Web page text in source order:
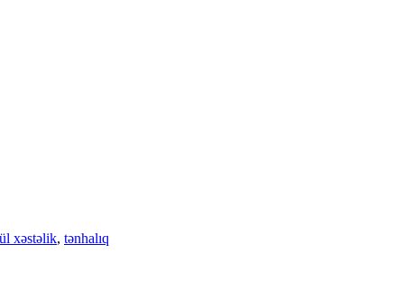
xəstəlik, tənhalıq